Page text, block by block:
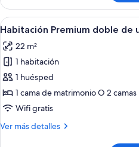
triple
(3
adults)
Abrir
todas
las
fotos
de
Habitación
Premium
de
8
Habitación Premium doble de
22 m²
1 habitación
1 huésped
1 cama de matrimonio O 2
Wifi gratis
Ver más detalles
Más